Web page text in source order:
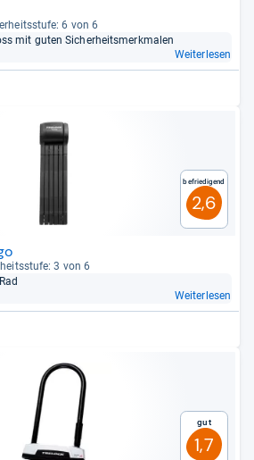
6 von 6
mit guten Sicher­heits­merk­ma­len
Weiterlesen
Befriedigend
2,6
3 von 6
Weiterlesen
Gut
1,7